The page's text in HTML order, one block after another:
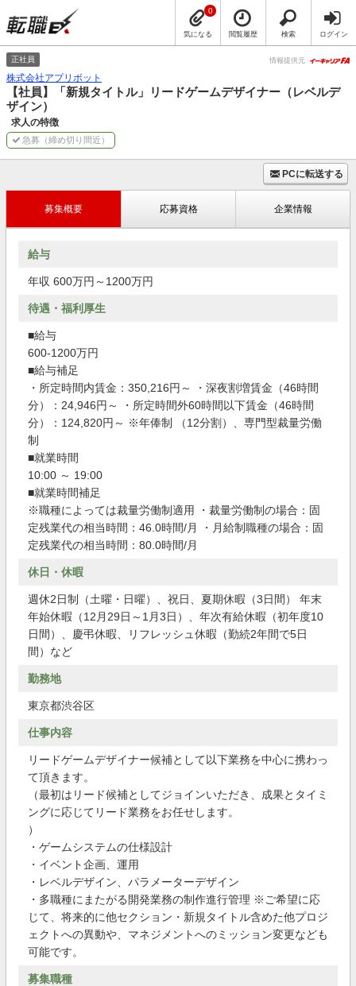
気になる
0
閲覧履歴 検索 ログイン
正社員 情報提供元
株式会社アプリボット
【社員】「新規タイトル」リードゲームデザイナー（レベルデ
ザイン）
求人の特徴
急募（締め切り間近）
PCに転送する
募集概要 応募資格 企業情報
給与
年収 600万円～1200万円
待遇・福利厚生
■給与
600-1200万円
■給与補足
・所定時間内賃金：350,216円～ ・深夜割増賃金（46時間
分）：24,946円～ ・所定時間外60時間以下賃金（46時間
分）：124,820円～ ※年俸制 （12分割）、専門型裁量労働
制
■就業時間
10:00 ～ 19:00
■就業時間補足
※職種によっては裁量労働制適用 ・裁量労働制の場合：固
定残業代の相当時間：46.0時間/月 ・月給制職種の場合：固
定残業代の相当時間：80.0時間/月
休日・休暇
週休2日制（土曜・日曜）、祝日、夏期休暇（3日間） 年末
年始休暇（12月29日～1月3日）、年次有給休暇（初年度10
日間）、慶弔休暇、リフレッシュ休暇（勤続2年間で5日
間）など
勤務地
東京都渋谷区
仕事内容
リードゲームデザイナー候補として以下業務を中心に携わっ
て頂きます。
（最初はリード候補としてジョインいただき、成果とタイミ
ングに応じてリード業務をお任せします。
）
・ゲームシステムの仕様設計
・イベント企画、運用
・レベルデザイン、パラメーターデザイン
・多職種にまたがる開発業務の制作進行管理 ※ご希望に応
じて、将来的に他セクション・新規タイトル含めた他プロジ
ェクトへの異動や、マネジメントへのミッション変更なども
可能です。
募集職種